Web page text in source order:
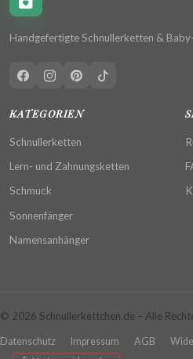
Handgefertigte Schnullerketten &
KATEGORIEN
Schnullerketten
Lern- und Zahnungsketten
Schmuck
Sonnenfänger
Namensanhänger
© 2026 Schnullerkettchen.de – Alle
Datenschutz Impressum AGB